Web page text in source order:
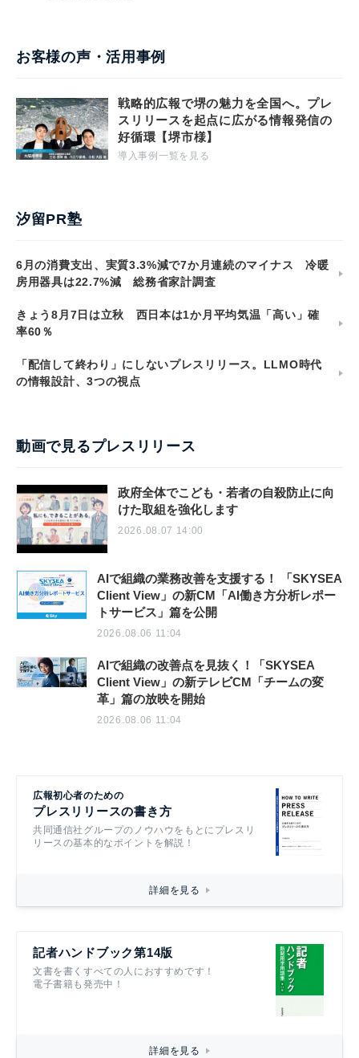
お客様の声・活用事例
戦略的広報で堺の魅力を全国へ。プレ
スリリースを起点に広がる情報発信の
好循環【堺市様】
導入事例一覧を見る
汐留PR塾
6月の消費支出、実質3.3%減で7か月連続のマイナス 冷暖
房用器具は22.7%減 総務省家計調査
きょう8月7日は立秋 西日本は1か月平均気温「高い」確
率60％
「配信して終わり」にしないプレスリリース。LLMO時代
の情報設計、3つの視点
動画で見るプレスリリース
政府全体でこども・若者の自殺防止に向
けた取組を強化します
2026.08.07 14:00
AIで組織の業務改善を支援する！ 「SKYSEA
Client View」の新CM「AI働き方分析レポー
トサービス」篇を公開
2026.08.06 11:04
AIで組織の改善点を見抜く！「SKYSEA
Client View」の新テレビCM「チームの変
革」篇の放映を開始
2026.08.06 11:04
広報初心者のための
プレスリリースの書き方
共同通信社グループのノウハウをもとにプレスリ
リースの基本的なポイントを解説！
詳細を見る
記者ハンドブック第14版
文書を書くすべての人におすすめです！
電子書籍も発売中！
詳細を見る